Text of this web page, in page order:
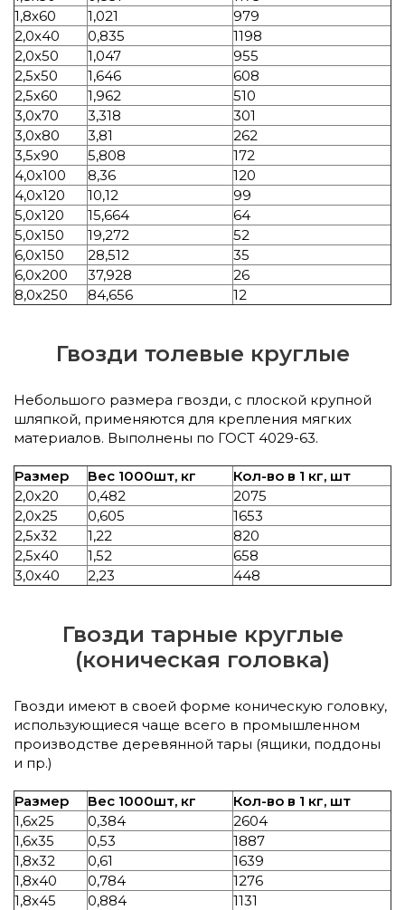
1,8х60
1,021
979
2,0х40
0,835
1198
2,0х50
1,047
955
2,5х50
1,646
608
2,5х60
1,962
510
3,0х70
3,318
301
3,0х80
3,81
262
3,5х90
5,808
172
4,0х100
8,36
120
4,0х120
10,12
99
5,0х120
15,664
64
5,0х150
19,272
52
6,0х150
28,512
35
6,0х200
37,928
26
8,0х250
84,656 12
Гвозди толевые круглые
Небольшого размера гвозди, с плоской крупной
шляпкой, применяются для крепления мягких
материалов. Выполнены по ГОСТ 4029-63.
Размер Вес 1000шт, кг
Кол-во в 1 кг, шт
2,0х20
0,482
2075
2,0х25
0,605
1653
2,5х32
1,22
820
2,5х40
1,52
658
3,0х40
2,23 448
Гвозди тарные круглые
(коническая головка)
Гвозди имеют в своей форме коническую головку,
использующиеся чаще всего в промышленном
производстве деревянной тары (ящики, поддоны
и пр.)
Размер Вес 1000шт, кг
Кол-во в 1 кг, шт
1,6х25
0,384
2604
1,6х35
0,53
1887
1,8х32
0,61
1639
1,8х40
0,784
1276
1,8х45
0,884
1131